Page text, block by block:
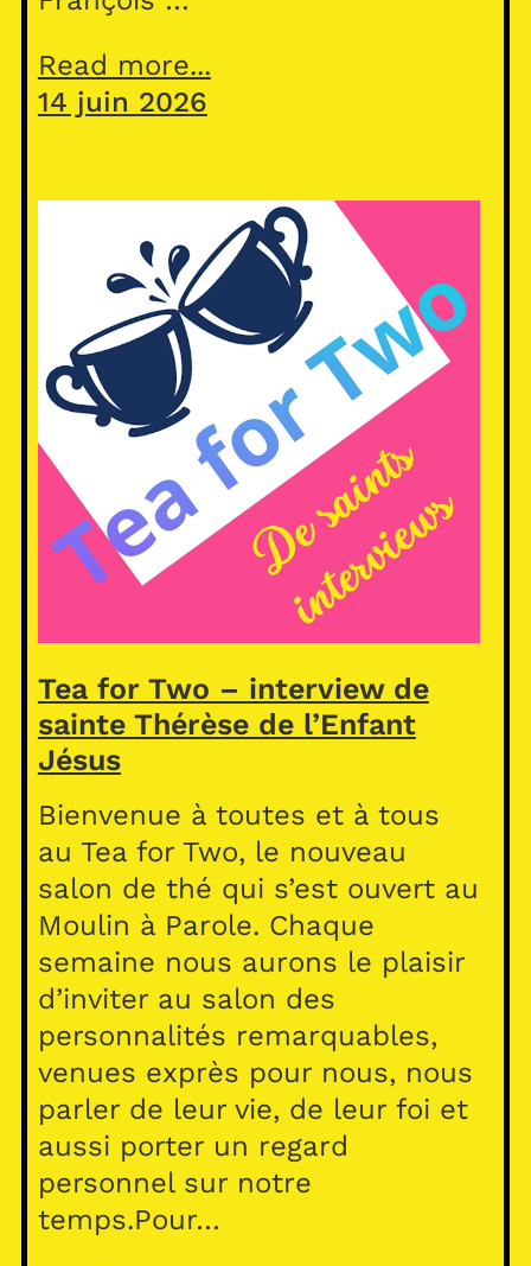
Read more...
14 juin 2026
Tea for Two – interview de
sainte Thérèse de l’Enfant
Jésus
Bienvenue à toutes et à tous
au Tea for Two, le nouveau
salon de thé qui s’est ouvert au
Moulin à Parole. Chaque
semaine nous aurons le plaisir
d’inviter au salon des
personnalités remarquables,
venues exprès pour nous, nous
parler de leur vie, de leur foi et
aussi porter un regard
personnel sur notre
temps.Pour…